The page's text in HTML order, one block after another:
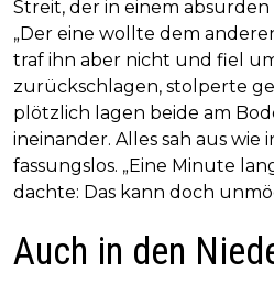
Streit, der in einem
„Der eine wollte dem
traf ihn aber nicht und fiel
zurückschlagen, stolperte
plötzlich lagen beide am
ineinander. Alles sah aus wie
fassungslos. „Eine Minute
dachte: Das kann doch
Auch in den